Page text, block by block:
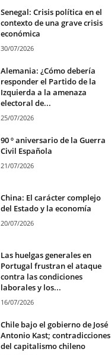
Senegal: Crisis política en el
contexto de una grave crisis
económica
30/07/2026
Alemania: ¿Cómo debería
responder el Partido de la
Izquierda a la amenaza
electoral de...
25/07/2026
90 º aniversario de la Guerra
Civil Española
21/07/2026
China: El carácter complejo
del Estado y la economía
20/07/2026
Las huelgas generales en
Portugal frustran el ataque
contra las condiciones
laborales y los...
16/07/2026
Chile bajo el gobierno de José
Antonio Kast; contradicciones
del capitalismo chileno